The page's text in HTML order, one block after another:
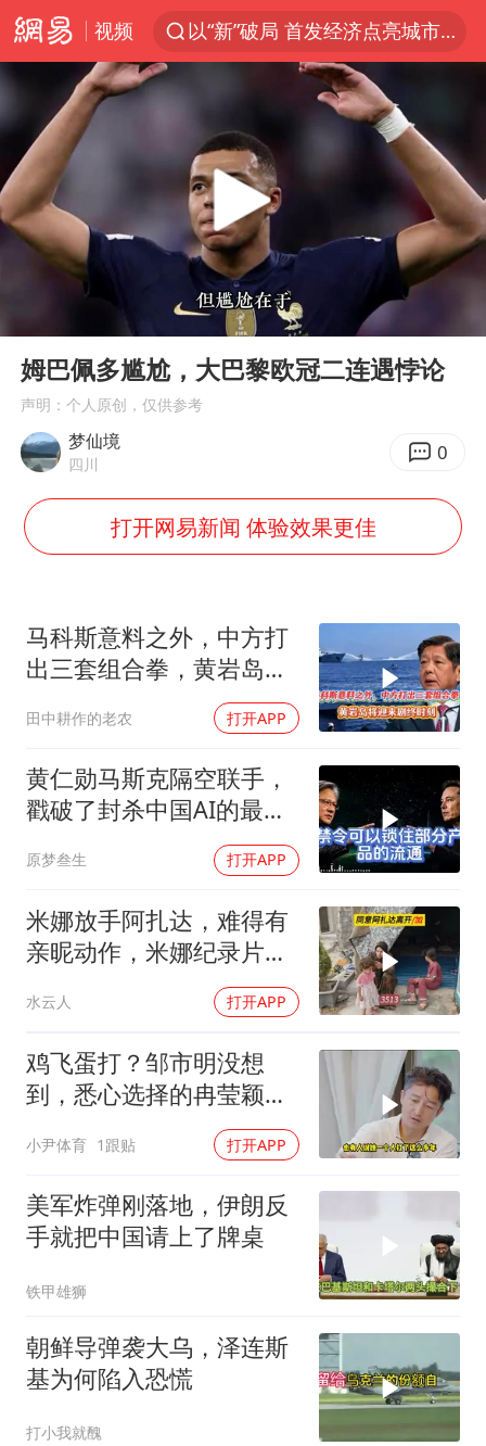
视频
以“新”破局 首发经济点亮城市消费活力
台风白海豚即将进入48小时警戒线
中央气象台发布台风黄色预警
80后女柜员逆袭成4200亿银行副行长
感觉全东北都在等7号
扎哈罗娃批广岛市长不提美国原子弹
金饰克价大幅跳涨
多地要求领导干部带头休假
对话重庆地铁吐血女孩
关之琳否认与27岁模特的恋情
村民谈“梅姨”：叫的其实是“媒姨”
中方回应日本广岛核爆81周年
韩国到底有多热
龚宝冬烈士安葬仪式举行
中国经济展现强大韧性和活力
Play
姆巴佩多尴尬，大巴黎欧冠二连遇悖论
声明：个人原创，仅供参考
梦仙境
四川 0
打开网易新闻 体验效果更佳
马科斯意料之外，中方打
出三套组合拳，黄岩岛将
田中耕作的老农 打开APP
黄仁勋马斯克隔空联手，
戳破了封杀中国AI的最大
原梦叁生 打开APP
米娜放手阿扎达，难得有
亲昵动作，米娜纪录片
水云人 打开APP
鸡飞蛋打？邹市明没想
到，悉心选择的冉莹颖，
击碎了他最后的体面
小尹体育 1跟贴 打开APP
美军炸弹刚落地，伊朗反
手就把中国请上了牌桌
铁甲雄狮
朝鲜导弹袭大乌，泽连斯
基为何陷入恐慌
打小我就醜